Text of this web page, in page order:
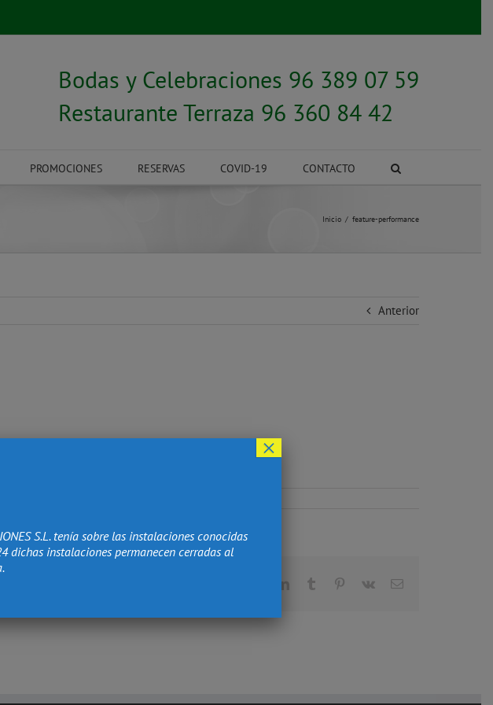
Bodas y Celebraciones 96 389 07 59
Restaurante Terraza 96 360 84 42
PROMOCIONES RESERVAS COVID-19 CONTACTO
Inicio feature-performance
Anterior
RedditLinkedInTumblr Pinterest
Vk
Correo
S.L. tenía sobre las instalaciones conocidas
dichas instalaciones permanecen cerradas al
×